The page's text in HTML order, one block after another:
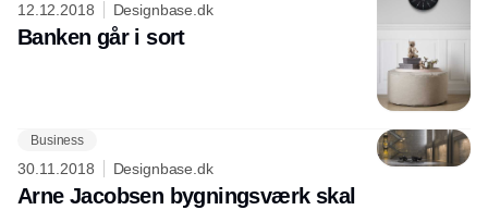
12.12.2018 Designbase.dk
Banken går i sort
Business
30.11.2018 Designbase.dk
Arne Jacobsen bygningsværk skal